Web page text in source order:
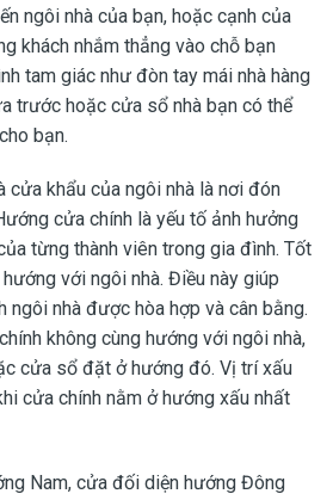
ngôi nhà của bạn, hoặc cạnh của
khách nhắm thẳng vào chỗ bạn
tam giác như đòn tay mái nhà hàng
trước hoặc cửa sổ nhà bạn có thể
bạn.
cửa khẩu của ngôi nhà là nơi đón
cửa chính là yếu tố ảnh hưởng
từng thành viên trong gia đình. Tốt
với ngôi nhà. Điều này giúp
ngôi nhà được hòa hợp và cân bằng.
không cùng hướng với ngôi nhà,
cửa sổ đặt ở hướng đó. Vị trí xấu
cửa chính nằm ở hướng xấu nhất
Nam, cửa đối diện hướng Đông